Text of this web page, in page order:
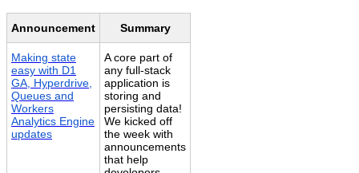
Announcement Summary
Making state
easy with D1
GA, Hyperdrive,
Queues and
Workers
Analytics Engine
updates
A core part of
any full-stack
application is
storing and
persisting data!
We kicked off
the week with
announcements
that help